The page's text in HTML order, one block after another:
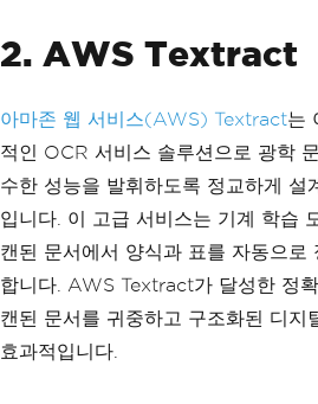
2. AWS Textract
아마존 웹 서비스(AWS) Textract는
적인 OCR 서비스 솔루션으로 광학
수한 성능을 발휘하도록 정교하게 설
입니다. 이 고급 서비스는 기계 학습
캔된 문서에서 양식과 표를 자동으로
합니다. AWS Textract가 달성한 정
캔된 문서를 귀중하고 구조화된 디지
효과적입니다.